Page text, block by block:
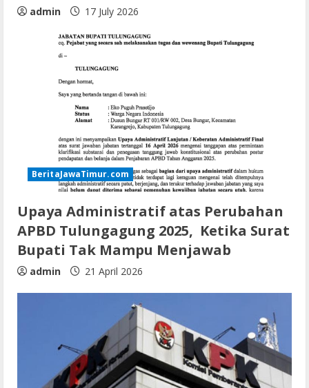
admin 17 July 2026
BeritaJawaTimur.com
Upaya Administratif atas Perubahan
APBD Tulungagung 2025, Ketika Surat
Bupati Tak Mampu Menjawab
admin 21 April 2026